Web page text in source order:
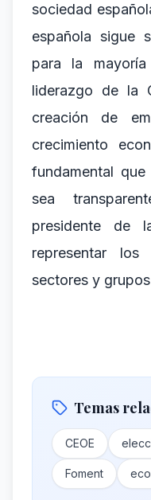
sociedad
española sigue
para la
liderazgo de la
creación de
crecimiento
fundamental
sea
presidente de
representar
sectores y
Temas
CEOE
Foment